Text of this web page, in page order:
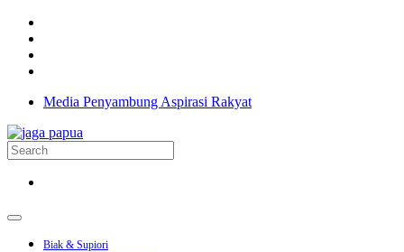
Media Penyambung Aspirasi Rakyat
Biak & Supiori